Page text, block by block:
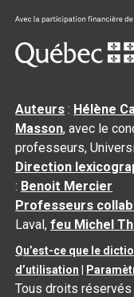
Auteurs : Hélène
Masson, avec le
professeurs,
Direction
: Benoit Mercier
Professeurs
Laval,feu Michel
Qu’est-ce que le
d’utilisation
Tous droits réservés